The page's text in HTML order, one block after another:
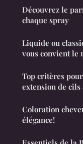
Découvrez le
chaque spray
Liquide ou
vous convient le
Top critères
extension de cils
Coloration
élégance!